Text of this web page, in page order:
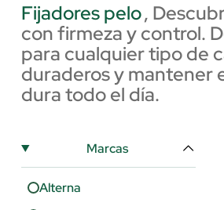
Fijadores pelo,
con firmeza y control.
para cualquier tipo de
duraderos y mantener
dura todo el día.
Marcas
Alterna